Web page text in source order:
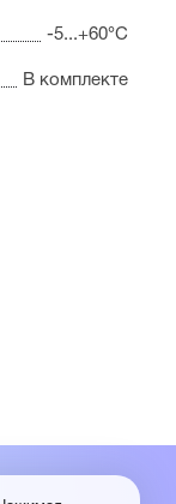
-5...+60°С
В комплекте